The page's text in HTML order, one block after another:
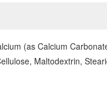
(as Calcium
Maltodextrin,